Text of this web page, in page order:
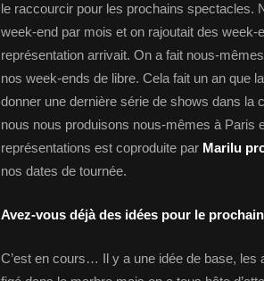
le raccourcir pour les prochains spectacles.
week-end par mois et on rajoutait des week-
représentation arrivait. On a fait nous-
nos week-ends de libre. Cela fait un an que
donner une dernière série de shows dans la
nous nous produisons nous-mêmes à Paris
représentations est coproduite par Marilu
nos dates de tournée.
Avez-vous déjà des idées pour le
C’est en cours… Il y a une idée de base, les